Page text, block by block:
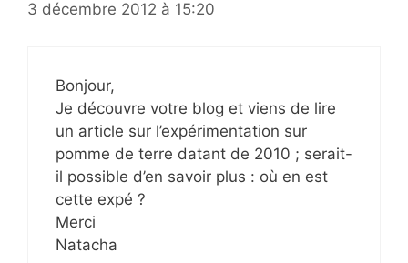
3 décembre 2012 à 15:20
Bonjour,
Je découvre votre blog et viens de lire
un article sur l’expérimentation sur
pomme de terre datant de 2010 ; serait-
il possible d’en savoir plus : où en est
cette expé ?
Merci
Natacha